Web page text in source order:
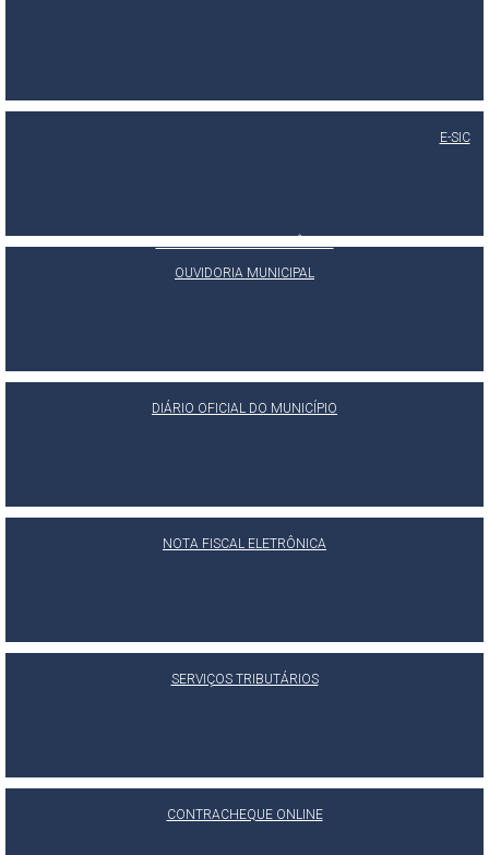
E-SIC
OUVIDORIA MUNICIPAL
DIÁRIO OFICIAL DO MUNICÍPIO
NOTA FISCAL ELETRÔNICA
SERVIÇOS TRIBUTÁRIOS
CONTRACHEQUE ONLINE